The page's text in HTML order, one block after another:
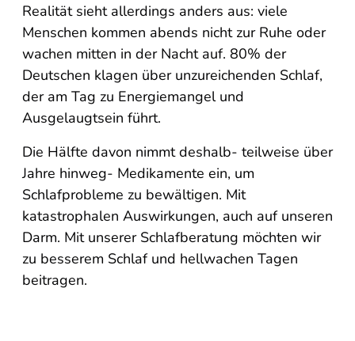
Realität sieht allerdings anders aus: viele
Menschen kommen abends nicht zur Ruhe oder
wachen mitten in der Nacht auf. 80% der
Deutschen klagen über unzureichenden Schlaf,
der am Tag zu Energiemangel und
Ausgelaugtsein führt.
Die Hälfte davon nimmt deshalb- teilweise über
Jahre hinweg- Medikamente ein, um
Schlafprobleme zu bewältigen. Mit
katastrophalen Auswirkungen, auch auf unseren
Darm. Mit unserer Schlafberatung möchten wir
zu besserem Schlaf und hellwachen Tagen
beitragen.